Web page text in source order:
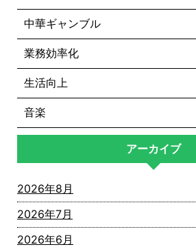
中華ギャンブル
業務効率化
生活向上
音楽
アーカイブ
2026年8月
2026年7月
2026年6月